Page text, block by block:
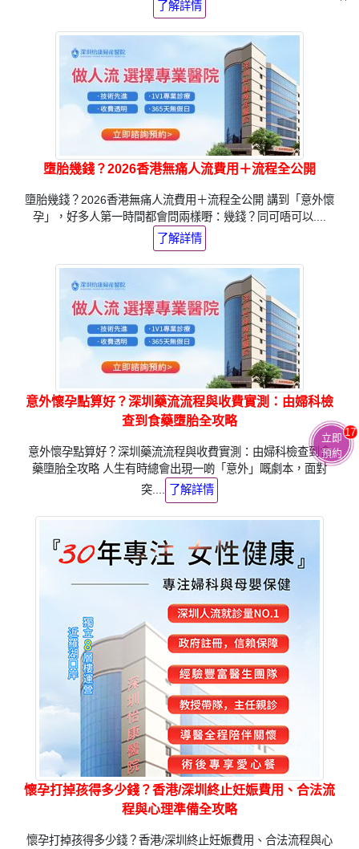
了解詳情
墮胎幾錢？2026香港無痛人流費用＋流程全公開
墮胎幾錢？2026香港無痛人流費用＋流程全公開 講到「意外懷
孕」，好多人第一時間都會問兩樣嘢：幾錢？同可唔可以....
了解詳情
意外懷孕點算好？深圳藥流流程與收費實測：由婦科檢
查到食藥墮胎全攻略
意外懷孕點算好？深圳藥流流程與收費實測：由婦科檢查到食
藥墮胎全攻略 人生有時總會出現一啲「意外」嘅劇本，面對
突....
了解詳情
懷孕打掉孩得多少錢？香港/深圳終止妊娠費用、合法流
程與心理準備全攻略
懷孕打掉孩得多少錢？香港/深圳終止妊娠費用、合法流程與心
立即
預約
17